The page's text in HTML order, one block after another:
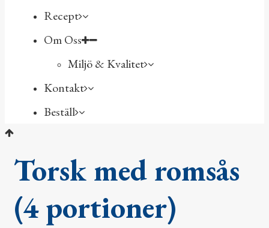
Recept
Om Oss
Miljö & Kvalitet
Kontakt
Beställ
Torsk med romsås
(4 portioner)